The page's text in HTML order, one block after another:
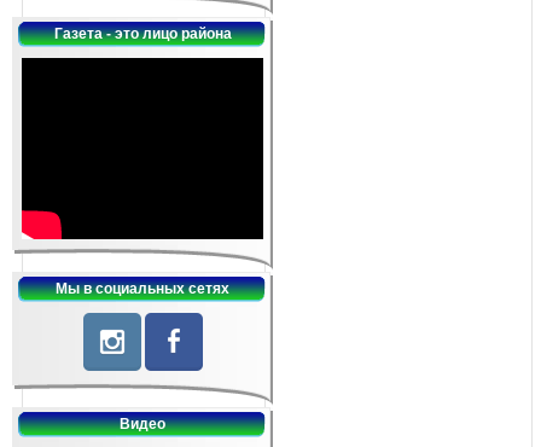
Газета - это лицо района
Мы в социальных сетях
Видео